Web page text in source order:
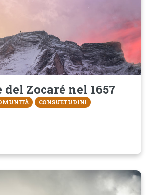
Zocaré nel 1657
CONSUETUDINI